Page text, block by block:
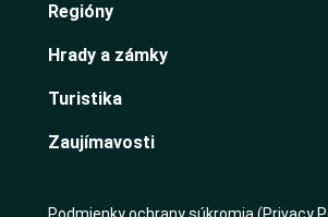
Regióny
Hrady a zámky
Turistika
Zaujímavosti